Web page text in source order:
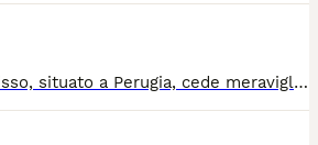
Allevamento con affisso, situato a Perugia, cede meravigliose cucciole di Maine Coon, linea russa, con pedigree AGI. Le cucciole, nate il 2 aprile, presentano un meraviglioso manto tortie. Al momento della cessione (90 giorni dalla nascita) avranno libretto sanitario con doppia vaccinazione e trattamento vermifugo, microchip, principali test genetici ( SMA, PKDef, HCM) ed ecocardio i dei genitori negativi, regolare contratto di cessione e pedigree AGI. Gradita piccola presentazione, contattateci per qualsiasi info, saremo lieti di rispondere!